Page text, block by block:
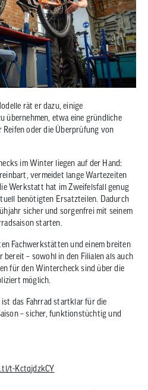
rät er dazu, einige
übernehmen, etwa eine gründliche
Reifen oder die Überprüfung von
im Winter liegen auf der Hand:
vermeidet lange Wartezeiten
Werkstatt hat im Zweifelsfall genug
benötigten Ersatzteilen. Dadurch
sicher und sorgenfrei mit seinem
starten.
Fachwerkstätten und einem breiten
bereit – sowohl in den Filialen als auch
für den Wintercheck sind über die
möglich.
das Fahrrad startklar für die
– sicher, funktionstüchtig und
t-KctqjdzkCY